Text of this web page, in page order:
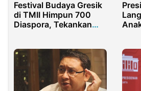
Festival Budaya Gresik
di TMII Himpun 700
Diaspora, Tekankan